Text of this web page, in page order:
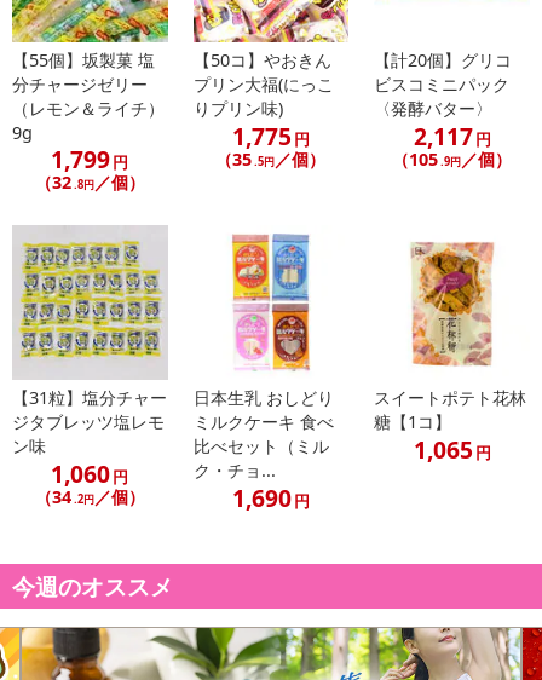
【55個】坂製菓 塩
分チャージゼリー
（レモン＆ライチ）
9g
1,799円
（32 .8円／個）
【50コ】やおきん
プリン大福(にっこ
りプリン味)
1,775 円
（35 .5円 ／個）
【計20個】グリコ
ビスコミニパック
〈発酵バター〉
2,117円
（105 .9円 ／個）
【31粒】塩分チャー
ジタブレッツ塩レモ
ン味
1,060円
（34.2円／個）
日本生乳 おしどり
ミルクケーキ 食べ
比べセット（ミル
ク・チョ...
1,690円
スイートポテト花林
糖【1コ】
1,065 円
今週のオススメ